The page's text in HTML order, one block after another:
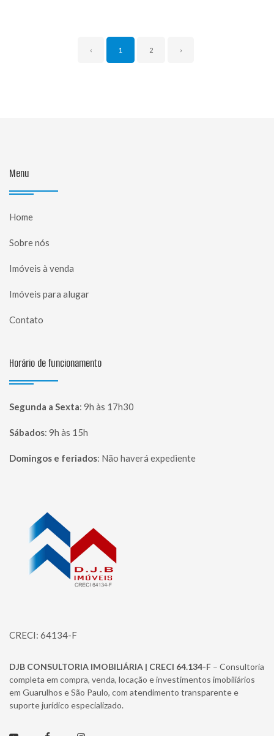
‹ 1 2 ›
Menu
Home
Sobre nós
Imóveis à venda
Imóveis para alugar
Contato
Horário de funcionamento
Segunda a Sexta: 9h às 17h30
Sábados: 9h às 15h
Domingos e feriados: Não haverá expediente
CRECI: 64134-F
DJB CONSULTORIA IMOBILIÁRIA | CRECI 64.134-F – Consultoria
completa em compra, venda, locação e investimentos imobiliários
em Guarulhos e São Paulo, com atendimento transparente e
suporte jurídico especializado.